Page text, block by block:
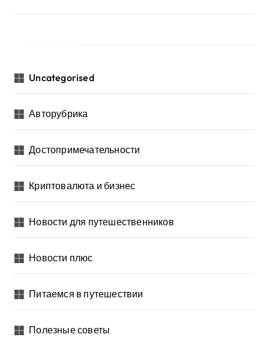
Uncategorised
Авторубрика
Достопримечательности
Криптовалюта и бизнес
Новости для путешественников
Новости плюс
Питаемся в путешествии
Полезные советы